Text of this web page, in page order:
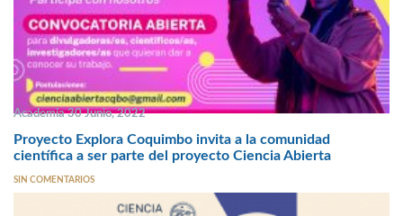
Academia 30 Junio, 2022
Proyecto Explora Coquimbo invita a la comunidad
científica a ser parte del proyecto Ciencia Abierta
SIN COMENTARIOS